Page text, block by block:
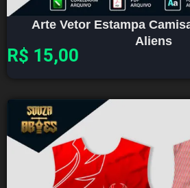
Arte Vetor Estampa
Aliens
R$ 15,00